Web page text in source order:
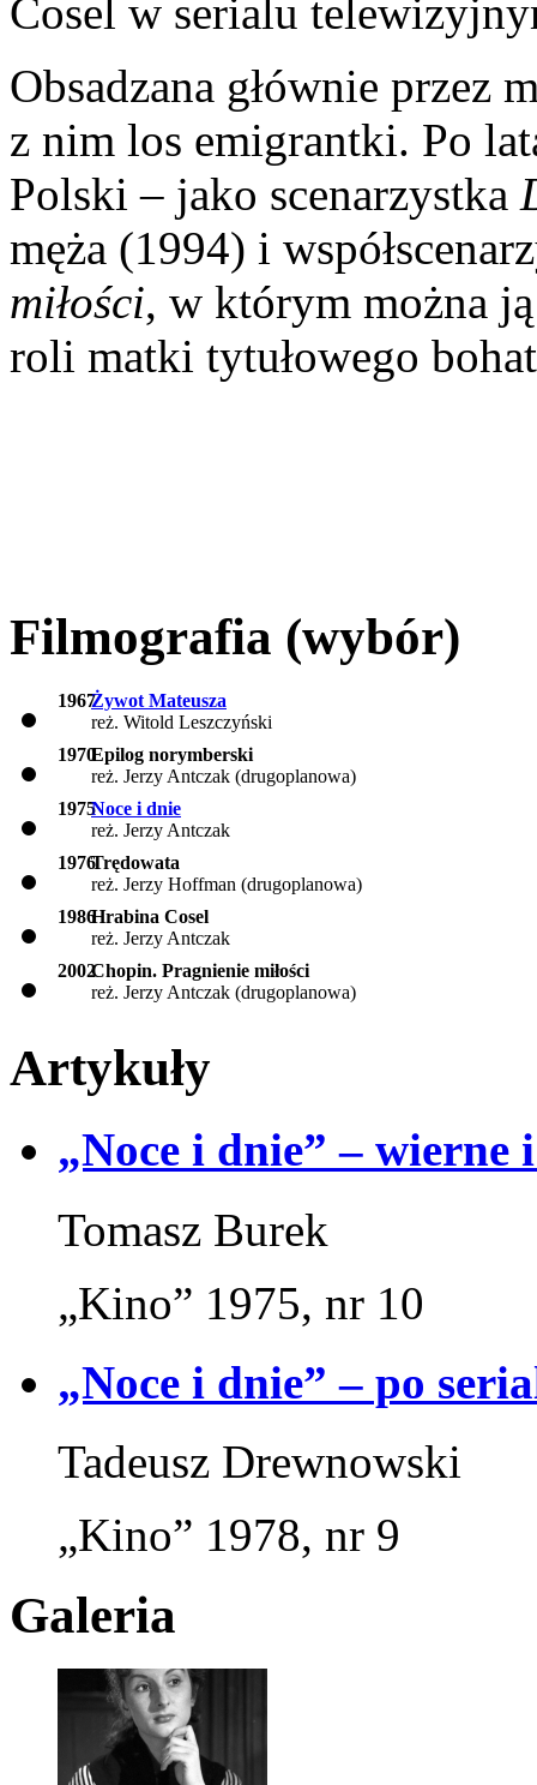
Cosel w serialu
Obsadzana głównie przez
z nim los emigrantki. Po
Polski – jako scenarzystka
męża (1994) i
miłości, w którym można
roli matki tytułowego
Filmografia (wybór)
1967Żywot Mateusza
reż. Witold Leszczyński
1970Epilog norymberski
reż. Jerzy Antczak (drugoplanowa)
1975Noce i dnie
reż. Jerzy Antczak
1976Trędowata
reż. Jerzy Hoffman (drugoplanowa)
1986Hrabina Cosel
reż. Jerzy Antczak
2002Chopin. Pragnienie miłości
reż. Jerzy Antczak (drugoplanowa)
Artykuły
„Noce i dnie” – wierne
Tomasz Burek
„Kino” 1975, nr 10
„Noce i dnie” – po
Tadeusz Drewnowski
„Kino” 1978, nr 9
Galeria